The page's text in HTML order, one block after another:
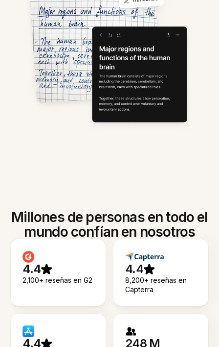
Millones de personas en todo el
mundo confían en nosotros
4.4
2,100+ reseñas en G2
4.4
8,200+ reseñas en
Capterra
4.4 248 M